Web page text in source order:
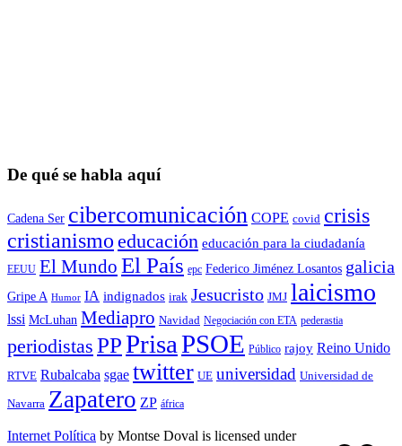
De qué se habla aquí
Cadena Ser cibercomunicación COPE covid crisis
cristianismo educación educación para la ciudadaní­a
EEUU El Mundo El País epc Federico Jiménez Losantos galicia
Gripe A Humor IA indignados irak Jesucristo JMJ laicismo
lssi McLuhan Mediapro Navidad Negociación con ETA pederastia
periodistas PPPrisaPSOE Público rajoy Reino Unido
RTVE Rubalcaba sgae twitter UE universidad Universidad de
Navarra Zapatero ZP áfrica
Internet Política by Montse Doval is licensed under